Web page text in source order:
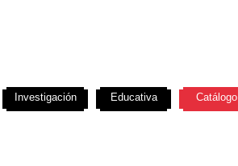
Investigación Educativa Catálogo